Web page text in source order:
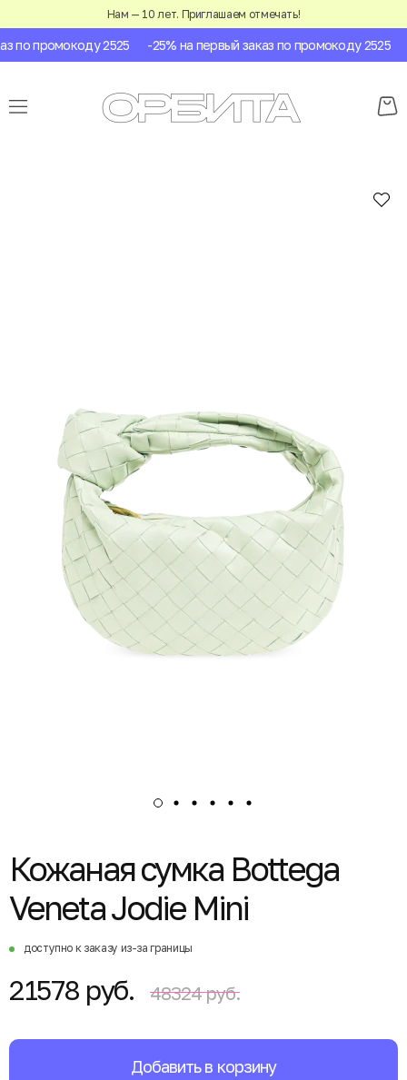
Нам — 10 лет. Приглашаем отмечать!
по промокоду 2525 -25% на первый заказ по промокоду 2525
Кожаная сумка Bottega
Veneta Jodie Mini
доступно к заказу из-за границы
21578 руб. 48324 руб.
Добавить в корзину